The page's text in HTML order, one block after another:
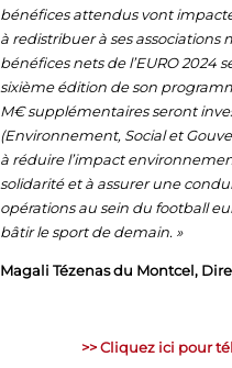
bénéfices attendus vont
à redistribuer à ses associations
bénéfices nets de l’EURO
sixième édition de son
M€ supplémentaires seront
(Environnement, Social et
à réduire l’impact
solidarité et à assurer une
opérations au sein du football
bâtir le sport de demain. »
Magali Tézenas du Montcel,
>> Cliquez ici pour